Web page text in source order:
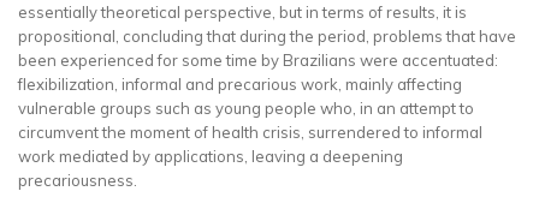
essentially theoretical perspective, but in terms of results, it is
propositional, concluding that during the period, problems that have
been experienced for some time by Brazilians were accentuated:
flexibilization, informal and precarious work, mainly affecting
vulnerable groups such as young people who, in an attempt to
circumvent the moment of health crisis, surrendered to informal
work mediated by applications, leaving a deepening
precariousness.